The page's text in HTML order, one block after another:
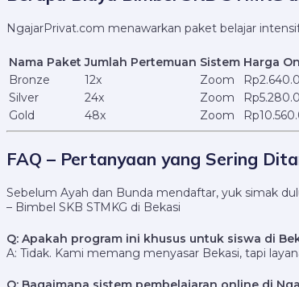
NgajarPrivat.com menawarkan paket belajar
Nama Paket Jumlah Pertemuan Sistem Harga
Bronze
12x Zoom
Silver
24x Zoom
Gold
48x Zoom
FAQ – Pertanyaan yang Sering
Sebelum Ayah dan Bunda mendaftar, yuk simak
– Bimbel SKB STMKG di Bekasi
Q: Apakah program ini khusus untuk siswa di
A: Tidak. Kami memang menyasar Bekasi, tapi